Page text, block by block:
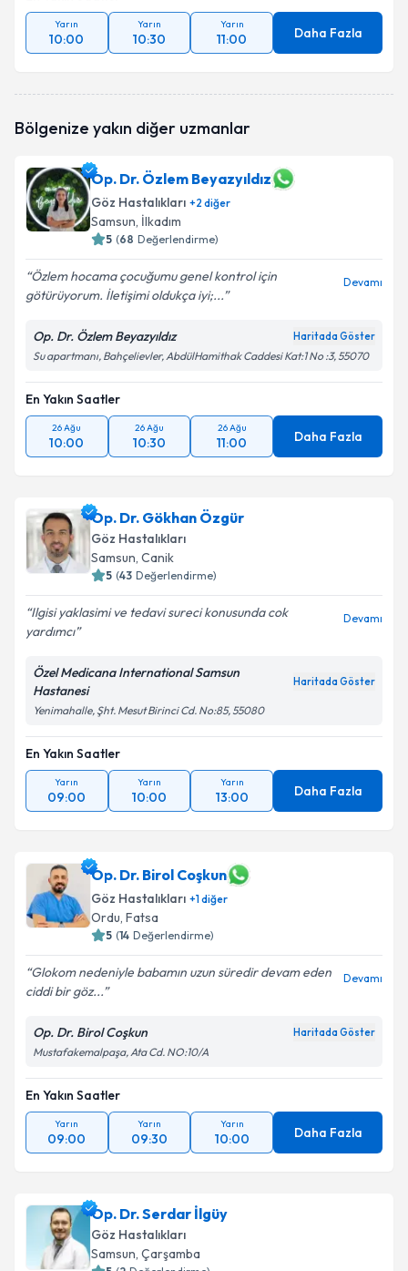
Yarın
10:00
Yarın
10:30
Yarın
11:00 Daha Fazla
Bölgenize yakın diğer uzmanlar
Op. Dr. Özlem Beyazyıldız
Göz Hastalıkları +2 diğer
Samsun, İlkadım
5 (68 Değerlendirme)
Özlem hocama çocuğumu genel kontrol için
götürüyorum. İletişimi oldukça iyi;...
Devamı
Op. Dr. Özlem Beyazyıldız Haritada Göster
Su apartmanı, Bahçelievler, AbdülHamithak Caddesi Kat:1 No :3, 55070
En Yakın Saatler
26 Ağu
10:00
26 Ağu
10:30
26 Ağu
11:00 Daha Fazla
Op. Dr. Gökhan Özgür
Göz Hastalıkları
Samsun, Canik
5 (43 Değerlendirme)
Ilgisi yaklasimi ve tedavi sureci konusunda cok
yardımcı
Devamı
Özel Medicana International Samsun
Hastanesi
Haritada Göster
Yenimahalle, Şht. Mesut Birinci Cd. No:85, 55080
En Yakın Saatler
Yarın
09:00
Yarın
10:00
Yarın
13:00 Daha Fazla
Op. Dr. Birol Coşkun
Göz Hastalıkları +1diğer
Ordu, Fatsa
5 (14 Değerlendirme)
Glokom nedeniyle babamın uzun süredir devam eden
ciddi bir göz...
Devamı
Op. Dr. Birol Coşkun Haritada Göster
Mustafakemalpaşa, Ata Cd. NO:10/A
En Yakın Saatler
Yarın
09:00
Yarın
09:30
Yarın
10:00 Daha Fazla
Op. Dr. Serdar İlgüy
Göz Hastalıkları
Samsun, Çarşamba